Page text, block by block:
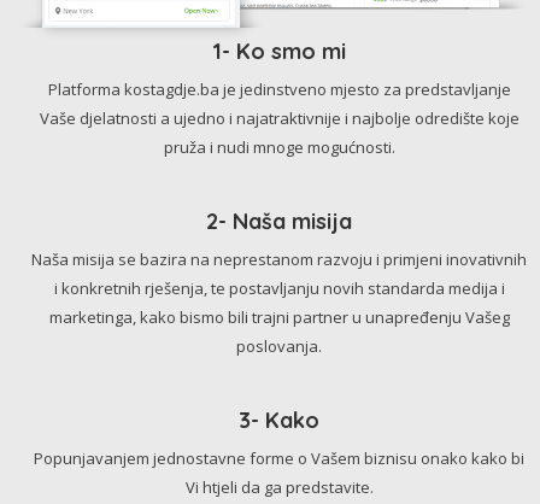
1- Ko smo mi
Platforma kostagdje.ba je jedinstveno mjesto za predstavljanje
Vaše djelatnosti a ujedno i najatraktivnije i najbolje odredište koje
pruža i nudi mnoge mogućnosti.
2- Naša misija
Naša misija se bazira na neprestanom razvoju i primjeni inovativnih
i konkretnih rješenja, te postavljanju novih standarda medija i
marketinga, kako bismo bili trajni partner u unapređenju Vašeg
poslovanja.
3- Kako
Popunjavanjem jednostavne forme o Vašem biznisu onako kako bi
Vi htjeli da ga predstavite.